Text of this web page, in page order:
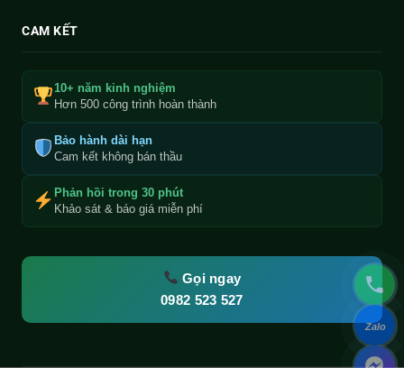
CAM KẾT
10+ năm kinh nghiệm
Hơn 500 công trình hoàn thành
Bảo hành dài hạn
Cam kết không bán thầu
Phản hồi trong 30 phút
Khảo sát & báo giá miễn phí
Gọi ngay
0982 523 527
Zalo